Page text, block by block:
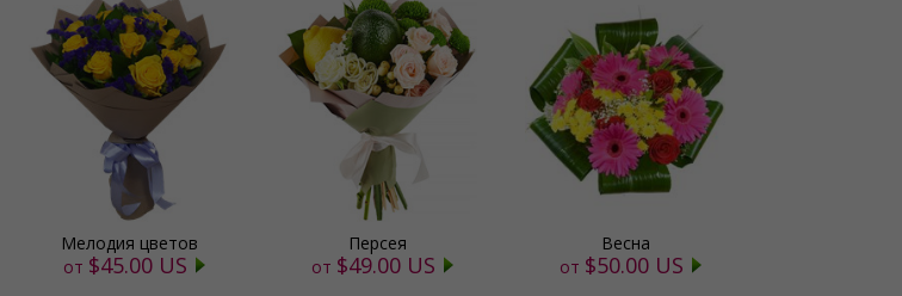
Мелодия цветов
от $45.00 US
Персея
от $49.00 US
Весна
от $50.00 US